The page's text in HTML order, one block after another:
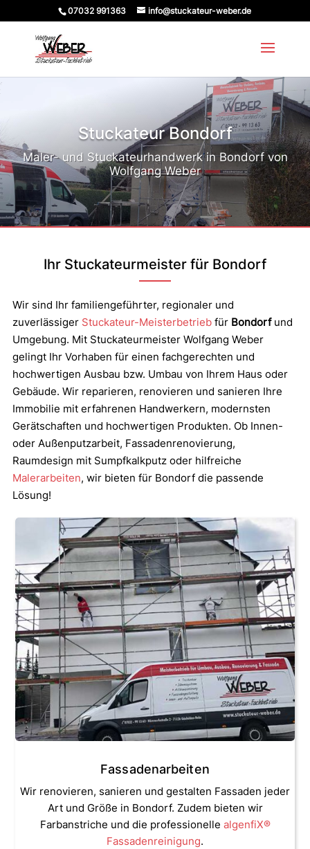
07032 991363 info@stuckateur-weber.de
Stuckateur Bondorf
Maler- und Stuckateurhandwerk in Bondorf von
Wolfgang Weber
Ihr Stuckateurmeister für Bondorf
Wir sind Ihr familiengeführter, regionaler und
zuverlässiger Stuckateur-Meisterbetriebfür Bondorfund
Umgebung. Mit Stuckateurmeister Wolfgang Weber
gelingt Ihr Vorhaben für einen fachgerechten und
hochwertigen Ausbau bzw. Umbau von Ihrem Haus oder
Gebäude. Wir reparieren, renovieren und sanieren Ihre
Immobilie mit erfahrenen Handwerkern, modernsten
Gerätschaften und hochwertigen Produkten. Ob Innen-
oder Außenputzarbeit, Fassadenrenovierung,
Raumdesign mit Sumpfkalkputz oder hilfreiche
Malerarbeiten, wir bieten für Bondorf die passende
Lösung!
Fassadenarbeiten
Wir renovieren, sanieren und gestalten Fassaden jeder
Art und Größe in Bondorf. Zudem bieten wir
Farbanstriche und die professionelle algenfiX®
Fassadenreinigung.